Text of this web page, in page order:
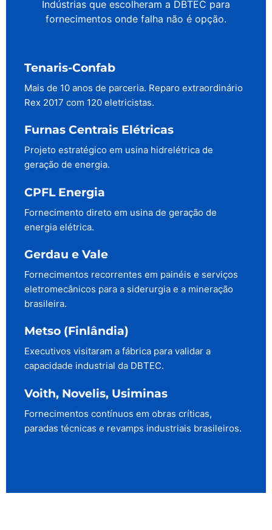
Indústrias que escolheram a DBTEC para
fornecimentos onde falha não é opção.
Tenaris-Confab
Mais de 10 anos de parceria. Reparo extraordinário
Rex 2017 com 120 eletricistas.
Furnas Centrais Elétricas
Projeto estratégico em usina hidrelétrica de
geração de energia.
CPFL Energia
Fornecimento direto em usina de geração de
energia elétrica.
Gerdau e Vale
Fornecimentos recorrentes em painéis e serviços
eletromecânicos para a siderurgia e a mineração
brasileira.
Metso (Finlândia)
Executivos visitaram a fábrica para validar a
capacidade industrial da DBTEC.
Voith, Novelis, Usiminas
Fornecimentos contínuos em obras críticas,
paradas técnicas e revamps industriais brasileiros.